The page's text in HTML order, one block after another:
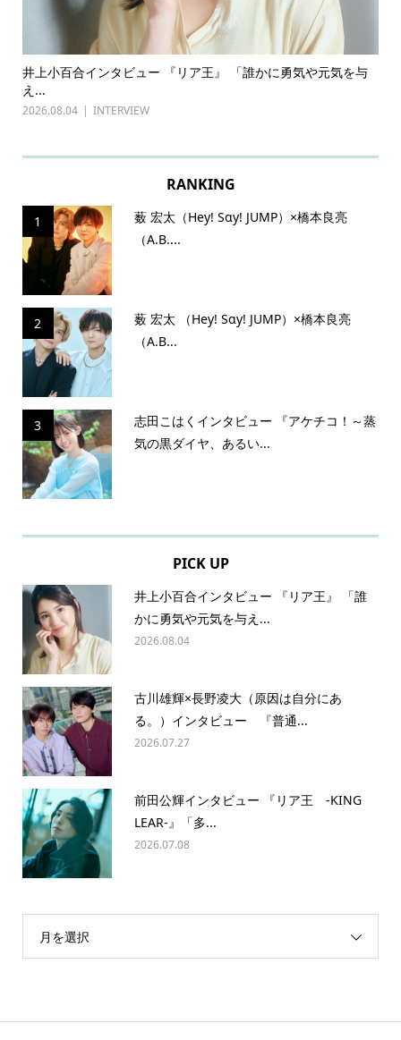
井上小百合インタビュー 『リア王』 「誰かに勇気や元気を与
え...
2026.08.04 INTERVIEW
RANKING
1
薮 宏太（Hey! Sɑy! JUMP）×橋本良亮
（A.B....
2
薮 宏太 （Hey! Sɑy! JUMP）×橋本良亮
（A.B...
3
志田こはくインタビュー 『アケチコ！～蒸
気の黒ダイヤ、あるい...
PICK UP
井上小百合インタビュー 『リア王』 「誰
かに勇気や元気を与え...
2026.08.04
古川雄輝×長野凌大（原因は自分にあ
る。）インタビュー 『普通...
2026.07.27
前田公輝インタビュー 『リア王 -KING
LEAR-』「多...
2026.07.08
月を選択